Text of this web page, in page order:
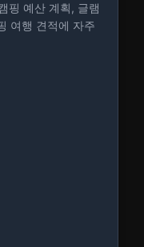
핑 예산 계획, 글램
여행 견적에 자주